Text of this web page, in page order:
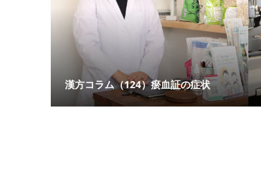
漢方コラム（124）瘀血証の症状